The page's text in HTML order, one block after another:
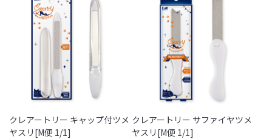
クレアートリー キャップ付ツメ
ヤスリ[M便 1/1]
クレアートリー サファイヤツメ
ヤスリ[M便 1/1]